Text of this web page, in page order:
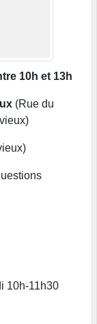
10h et 13h
(Rue du
10h-11h30